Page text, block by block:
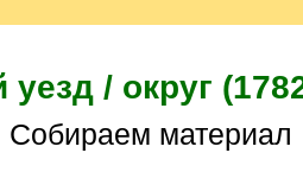
уезд / округ
Собираем материал